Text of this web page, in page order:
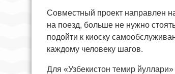
Совместный проект направлен
на поезд, больше не нужно
подойти к киоску
каждому человеку шагов.
Для «Узбекистон темир